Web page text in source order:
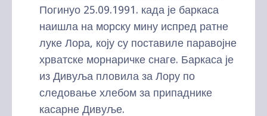
Погинуо 25.09.1991. када је баркаса
наишла на морску мину испред ратне
луке Лора, коју су поставиле паравојне
хрватске морнаричке снаге. Баркаса је
из Дивуља пловила за Лору по
следовање хлебом за припаднике
касарне Дивуље.